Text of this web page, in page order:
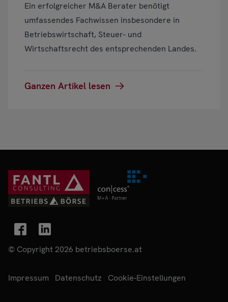
Ein erfolgreicher M&A Berater benötigt
umfassendes Fachwissen insbesondere in
Betriebswirtschaft, Steuer- und
Wirtschaftsrecht des entsprechenden Landes.
Ganzen Artikel lesen
© Copyright 2026 betriebsboerse.at
Impressum Datenschutz Cookie-Einstellungen